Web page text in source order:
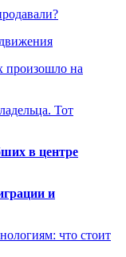
произошло на
Тот
в центре
и
что стоит